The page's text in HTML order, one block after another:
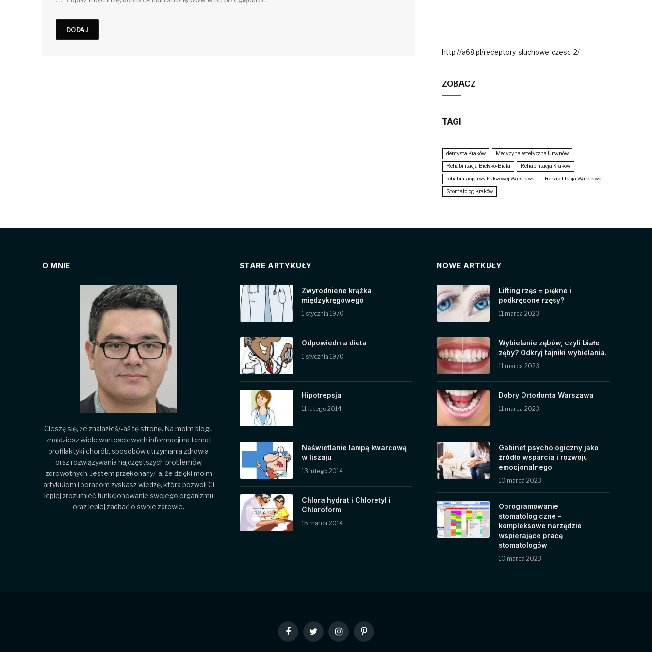
http://a68.pl/receptory-sluchowe-czesc-2/
ZOBACZ
TAGI
dentysta Kraków
Medycyna estetyczna Ursynów
Rehabilitacja Bielsko-Biała
Rehabilitacja Kraków
rehabilitacja rwy kulszowej Warszawa
Rehabilitacja Warszawa
Stomatolog Kraków
O MNIE
Cieszę się, że znalazłeś/-aś tę stronę. Na moim blogu
znajdziesz wiele wartościowych informacji na temat
profilaktyki chorób, sposobów utrzymania zdrowia
oraz rozwiązywania najczęstszych problemów
zdrowotnych. Jestem przekonany/-a, że dzięki moim
artykułom i poradom zyskasz wiedzę, która pozwoli Ci
lepiej zrozumieć funkcjonowanie swojego organizmu
oraz lepiej zadbać o swoje zdrowie.
STARE ARTYKUŁY
Zwyrodniene krążka
międzykręgowego
1 stycznia 1970
Odpowiednia dieta
1 stycznia 1970
Hipotrepsja
11 lutego 2014
Naświetlanie lampą kwarcową
w liszaju
13 lutego 2014
Chloralhydrat i Chloretyl i
Chloroform
15 marca 2014
NOWE ARTKUŁY
Lifting rzęs = piękne i
podkręcone rzęsy?
11 marca 2023
Wybielanie zębów, czyli białe
zęby? Odkryj tajniki wybielania.
11 marca 2023
Dobry Ortodonta Warszawa
11 marca 2023
Gabinet psychologiczny jako
źródło wsparcia i rozwoju
emocjonalnego
10 marca 2023
Oprogramowanie
stomatologiczne –
kompleksowe narzędzie
wspierające pracę
stomatologów
10 marca 2023
FacebookTwitter InstagramPinterest